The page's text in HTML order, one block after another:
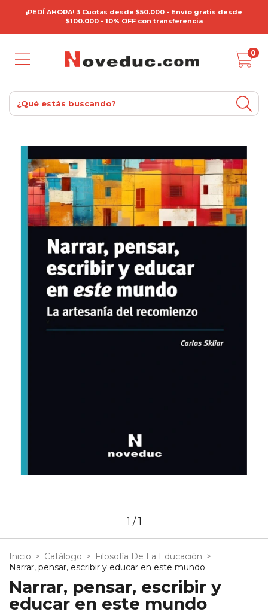
¡PEDÍ AHORA! 3 Cuotas desde $50.000 - Envío gratis desde
$100.000 - 10% OFF con transferencia
0
1 /1
Inicio > Catálogo > Filosofía De La Educación >
Narrar, pensar, escribir y educar en este mundo
Narrar, pensar, escribir y
educar en este mundo